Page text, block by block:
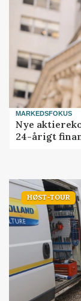
MARKEDSFOKUS
Nye
24-årigt
HØST-TOUR